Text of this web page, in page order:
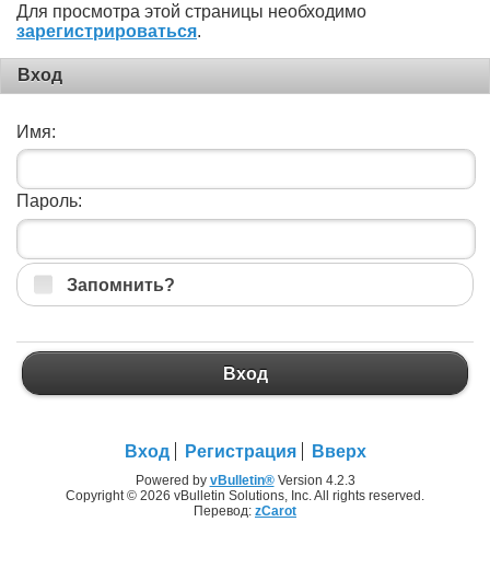
Для просмотра этой страницы необходимо
зарегистрироваться.
Вход
Имя:
Пароль:
Запомнить?
Вход
Вход Регистрация Вверх
Powered by vBulletin®Version 4.2.3
Copyright © 2026 vBulletin Solutions, Inc. All rights reserved.
Перевод: zCarot